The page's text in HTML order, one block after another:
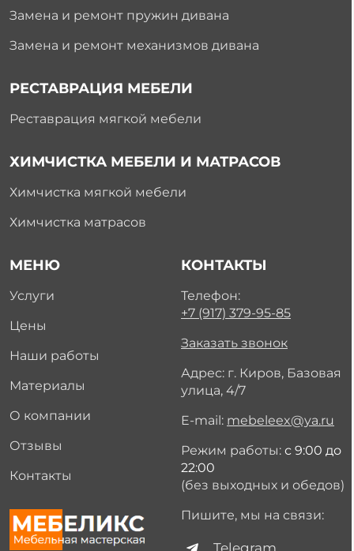
МЕНЮ
Услуги
Цены
Наши работы
Материалы
О компании
Отзывы
Контакты
Замена и ремонт пружин дивана
Замена и ремонт механизмов дивана
РЕСТАВРАЦИЯ МЕБЕЛИ
Реставрация мягкой мебели
ХИМЧИСТКА МЕБЕЛИ И МАТРАСОВ
Химчистка мягкой мебели
Химчистка матрасов
КОНТАКТЫ
Телефон:
+7 (917) 379-95-85
Заказать звонок
Адрес: г. Киров, Базовая
улица, 4/7
E-mail: mebeleex@ya.ru
Режим работы: с 9:00 до
22:00
(без выходных и обедов)
Пишите, мы на связи: